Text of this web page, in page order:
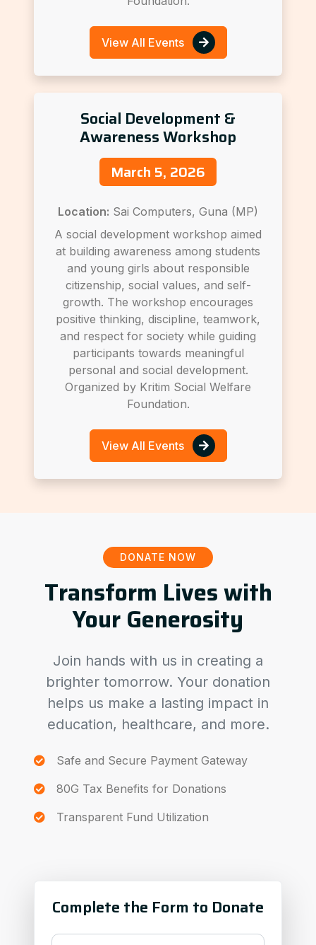
View All Events
Social Development &
Awareness Workshop
March 5, 2026
Location: Sai Computers, Guna (MP)
A social development workshop aimed
at building awareness among students
and young girls about responsible
citizenship, social values, and self-
growth. The workshop encourages
positive thinking, discipline, teamwork,
and respect for society while guiding
participants towards meaningful
personal and social development.
Organized by Kritim Social Welfare
Foundation.
View All Events
DONATE NOW
Transform Lives with
Your Generosity
Join hands with us in creating a
brighter tomorrow. Your donation
helps us make a lasting impact in
education, healthcare, and more.
Safe and Secure Payment Gateway
80G Tax Benefits for Donations
Transparent Fund Utilization
Complete the Form to Donate